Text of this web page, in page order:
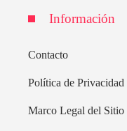
Información
Contacto
Política de
Marco Legal del